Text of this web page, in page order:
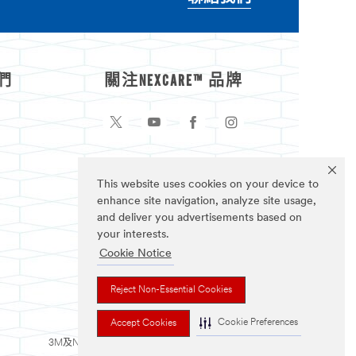
This website uses cookies on your device to
enhance site navigation, analyze site usage,
and deliver you advertisements based on
your interests.
Cookie Notice
Reject Non-Essential Cookies
Accept Cookies Cookie Preferences
關注NEXCARE™ 品牌
3M及Nexcare為3M公司註冊商標。